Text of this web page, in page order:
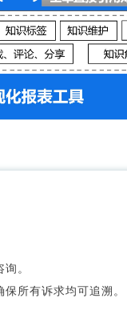
。
所有诉求均可追溯。